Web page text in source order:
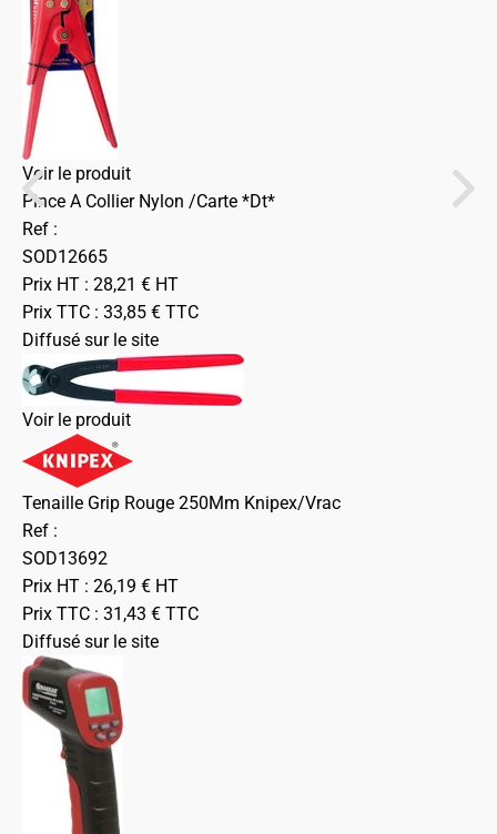
Voir le produit
Pince A Collier Nylon /Carte *Dt*
Ref :
SOD12665
Prix HT : 28,21 € HT
Prix TTC : 33,85 € TTC
Diffusé sur le site
Voir le produit
Tenaille Grip Rouge 250Mm Knipex/Vrac
Ref :
SOD13692
Prix HT : 26,19 € HT
Prix TTC : 31,43 € TTC
Diffusé sur le site